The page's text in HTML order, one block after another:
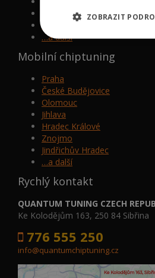
…a další
Mobilní chiptuning
Praha
České Budějovice
Olomouc
Jihlava
Hradec Králové
Znojmo
Jindřichův Hradec
…a další
Rychlý kontakt
QUANTUM TUNING CZECH
Ke Kolodějům 163, 250 84 Sibřina
776 555 250
info@quantumchiptuning.cz
ZOBRAZIT